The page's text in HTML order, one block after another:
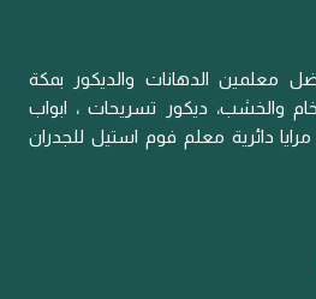
معلمين الدهانات والديكور بمكة
والخشب، ديكور تسريحات ، ابواب
دائرية معلم فوم استيل للجدران